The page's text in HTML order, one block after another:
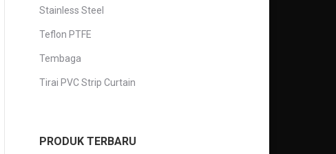
Stainless Steel
Teflon PTFE
Tembaga
Tirai PVC Strip Curtain
PRODUK TERBARU